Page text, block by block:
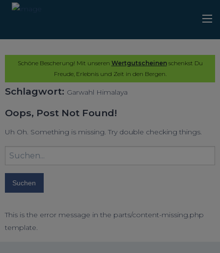
Schöne Bescherung! Mit unseren Wertgutscheinenschenkst Du
Freude, Erlebnis und Zeit in den Bergen.
Schlagwort: Garwahl Himalaya
Oops, Post Not Found!
Uh Oh. Something is missing. Try double checking things.
Suchbegriff
eingeben:
This is the error message in the parts/content-missing.php
template.